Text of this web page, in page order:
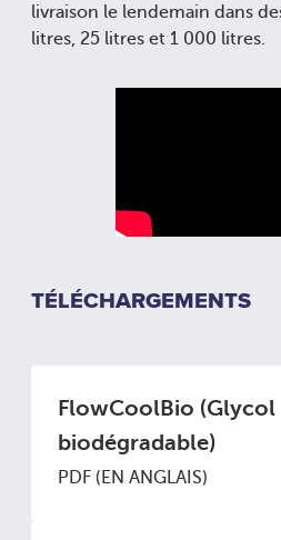
livraison le lendemain dans
litres, 25 litres et 1 000 litres.
TÉLÉCHARGEMENTS
FlowCoolBio (Glycol
biodégradable)
PDF (EN ANGLAIS)